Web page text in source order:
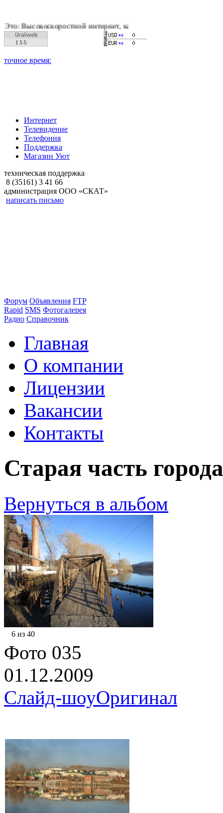
интернет, качественное цифровое и кабельное
Интернет
Телевидение
Телефония
Поддержка
Магазин Уют
техническая поддержка
8 (35161) 3 41 66
администрация ООО «СКАТ»
написать письмо
Форум Объявления FTP
Rapid SMS Фотогалерея
Радио Справочник
Главная
О компании
Лицензии
Вакансии
Контакты
Старая часть
Вернуться в альбом
6 из 40
Фото 035
01.12.2009
Слайд-шоуОригинал